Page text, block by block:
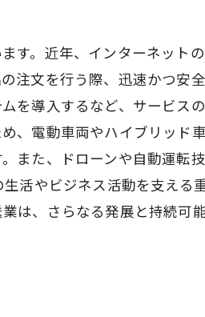
す。近年、インターネット
注文を行う際、迅速かつ安
を導入するなど、サービス
、電動車両やハイブリッド
また、ドローンや自動運転
活やビジネス活動を支え
は、さらなる発展と持続可